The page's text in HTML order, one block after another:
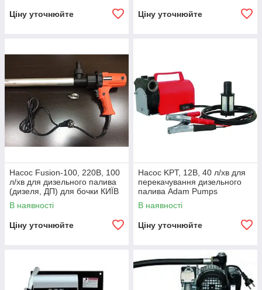
Ціну уточнюйте Ціну уточнюйте
Насос Fusion-100, 220В, 100
л/хв для дизельного палива
(дизеля, ДП) для бочки КИЇВ
В наявності
Ціну уточнюйте
Насос KPT, 12В, 40 л/хв для
перекачування дизельного
палива Adam Pumps
В наявності
Ціну уточнюйте